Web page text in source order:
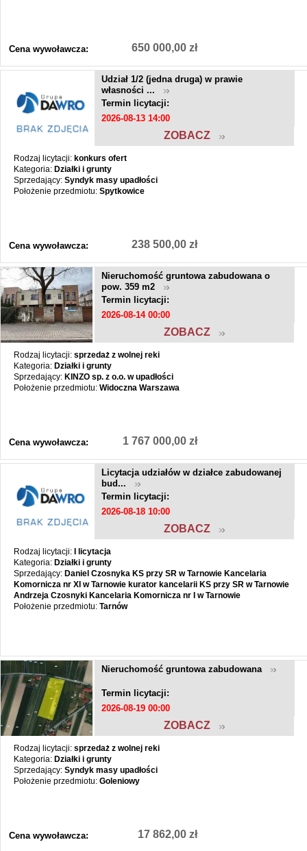
Cena wywoławcza: 650 000,00 zł
Udział 1/2 (jedna druga) w prawie
własności ...
Termin licytacji:
2026-08-13 14:00
ZOBACZ
Rodzaj licytacji: konkurs ofert
Kategoria: Działki i grunty
Sprzedający: Syndyk masy upadłości
Położenie przedmiotu: Spytkowice
Cena wywoławcza: 238 500,00 zł
Nieruchomość gruntowa zabudowana o
pow. 359 m2
Termin licytacji:
2026-08-14 00:00
ZOBACZ
Rodzaj licytacji: sprzedaż z wolnej reki
Kategoria: Działki i grunty
Sprzedający: KINZO sp. z o.o. w upadłości
Położenie przedmiotu: Widoczna Warszawa
Cena wywoławcza: 1 767 000,00 zł
Licytacja udziałów w działce zabudowanej
bud...
Termin licytacji:
2026-08-18 10:00
ZOBACZ
Rodzaj licytacji: I licytacja
Kategoria: Działki i grunty
Sprzedający: Daniel Czosnyka KS przy SR w Tarnowie Kancelaria
Komornicza nr XI w Tarnowie kurator kancelarii KS przy SR w Tarnowie
Andrzeja Czosnyki Kancelaria Komornicza nr I w Tarnowie
Położenie przedmiotu: Tarnów
Nieruchomość gruntowa zabudowana
Termin licytacji:
2026-08-19 00:00
ZOBACZ
Rodzaj licytacji: sprzedaż z wolnej reki
Kategoria: Działki i grunty
Sprzedający: Syndyk masy upadłości
Położenie przedmiotu: Goleniowy
Cena wywoławcza: 17 862,00 zł